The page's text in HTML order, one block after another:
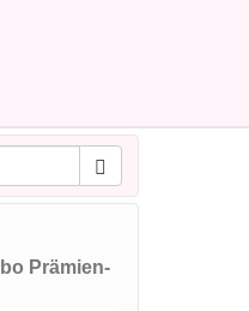
Prämien-